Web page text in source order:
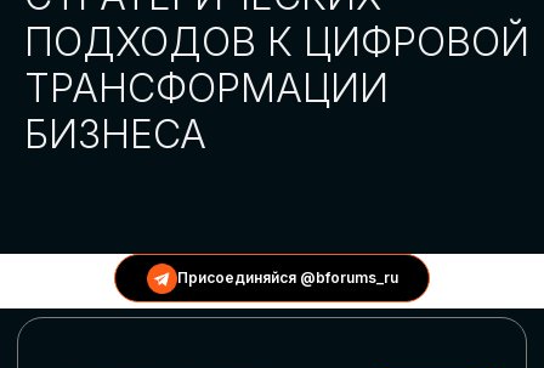
Присоединяйся @bforums_ru
АККРЕДИТАЦИЯ СМИ
ГЛОБАЛЬНАЯ
ЦИФРОВИЗАЦИЯ